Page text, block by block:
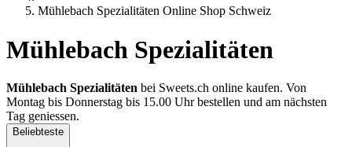
Mühlebach Spezialitäten Online Shop Schweiz
Mühlebach Spezialitäten
Mühlebach Spezialitäten bei Sweets.ch online kaufen. Von
Montag bis Donnerstag bis 15.00 Uhr bestellen und am nächsten
Tag geniessen.
Beliebteste